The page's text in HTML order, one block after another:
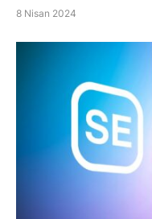
8 Nisan 2024